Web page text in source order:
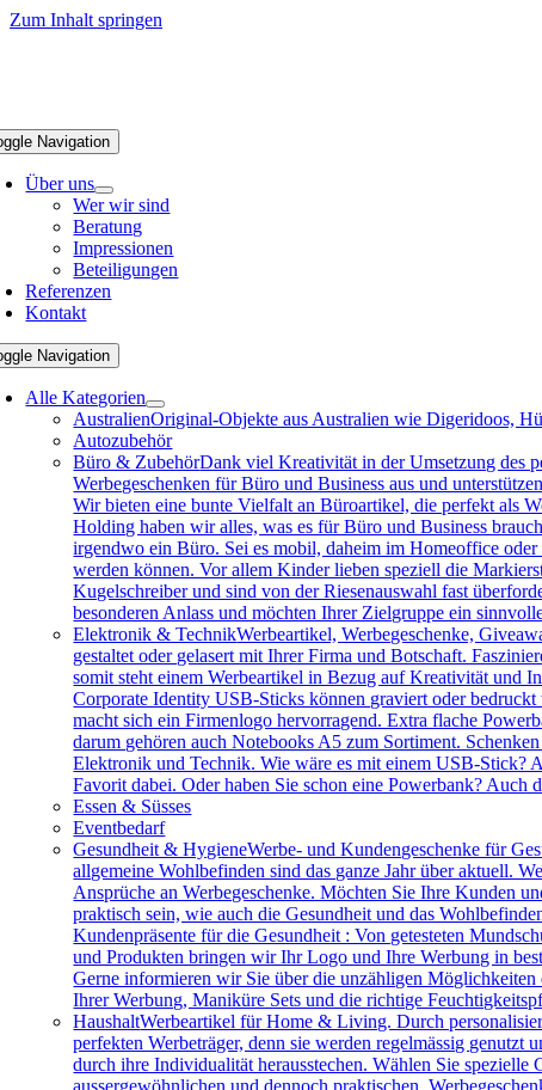
Zum Inhalt springen
Navigation
Über uns
Wer wir sind
Beratung
Impressionen
Beteiligungen
Referenzen
Kontakt
Navigation
Alle Kategorien
AustralienOriginal-Objekte aus Australien wie Digeridoos,
Autozubehör
Büro & ZubehörDank viel Kreativität in der Umsetzung des
Werbegeschenken für Büro und Business aus und
Wir bieten eine bunte Vielfalt an Büroartikel, die perfekt als
Holding haben wir alles, was es für Büro und Business
irgendwo ein Büro. Sei es mobil, daheim im Homeoffice
werden können. Vor allem Kinder lieben speziell die
Kugelschreiber und sind von der Riesenauswahl fast
besonderen Anlass und möchten Ihrer Zielgruppe ein
Elektronik & TechnikWerbeartikel, Werbegeschenke,
gestaltet oder gelasert mit Ihrer Firma und Botschaft.
somit steht einem Werbeartikel in Bezug auf Kreativität und
Corporate Identity USB-Sticks können graviert oder
macht sich ein Firmenlogo hervorragend. Extra flache
darum gehören auch Notebooks A5 zum Sortiment.
Elektronik und Technik. Wie wäre es mit einem USB-Stick?
Favorit dabei. Oder haben Sie schon eine Powerbank?
Essen & Süsses
Eventbedarf
Gesundheit & HygieneWerbe- und Kundengeschenke für
allgemeine Wohlbefinden sind das ganze Jahr über aktuell.
Ansprüche an Werbegeschenke. Möchten Sie Ihre Kunden
praktisch sein, wie auch die Gesundheit und das
Kundenpräsente für die Gesundheit : Von getesteten
und Produkten bringen wir Ihr Logo und Ihre Werbung in
Gerne informieren wir Sie über die unzähligen
Ihrer Werbung, Maniküre Sets und die richtige
HaushaltWerbeartikel für Home & Living. Durch
perfekten Werbeträger, denn sie werden regelmässig
durch ihre Individualität herausstechen. Wählen Sie
aussergewöhnlichen und dennoch praktischen